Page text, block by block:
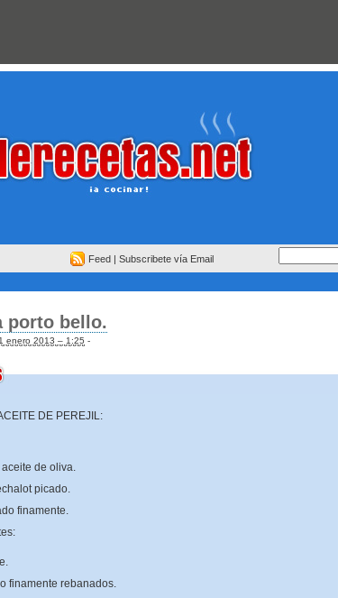
Feed | Subscribete vía Email
porto bello.
enero 2013 – 1:25 -
DE PEREJIL:
de oliva.
picado.
finamente.
finamente rebanados.